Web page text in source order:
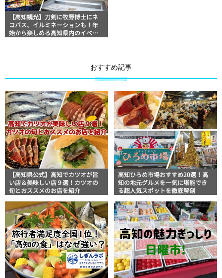
【高知観光】刀剣に牧野博士にネ
コバス、イルミネーションも！年
始から楽しめる高知県内のイベン
おすすめ記事
【高知県公式】高知でカツオが旨
い店＆美味しい店９選！カツオの
旬とおススメのお店を紹介
高知ひろめ市場おすすめ20選！高
知の地元グルメを一気に堪能でき
る超人気スポットを徹底解剖